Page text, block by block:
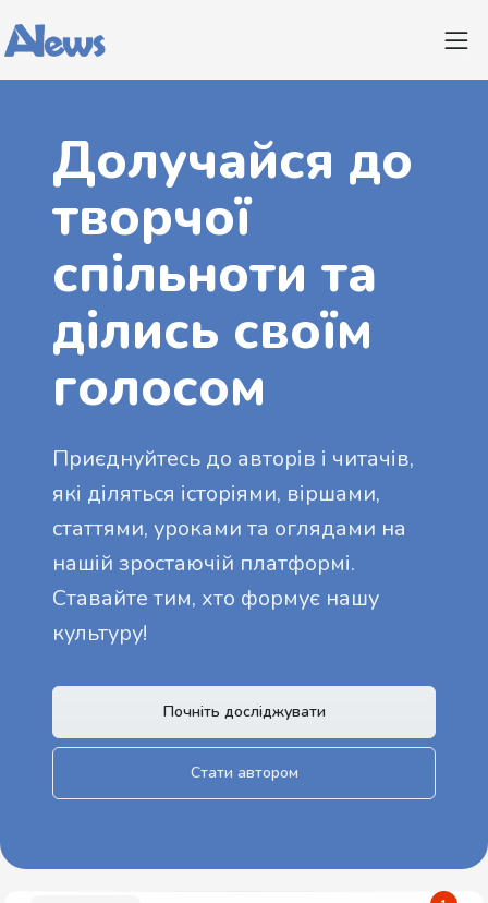
Долучайся до
творчої
спільноти та
ділись своїм
голосом
Приєднуйтесь до авторів і читачів,
які діляться історіями, віршами,
статтями, уроками та оглядами на
нашій зростаючій платформі.
Ставайте тим, хто формує нашу
культуру!
Почніть досліджувати
Стати автором